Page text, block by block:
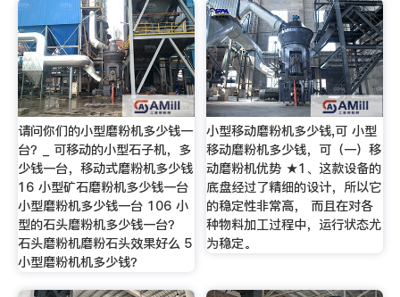
请问你们的小型磨粉机多少钱一
台？_ 可移动的小型石子机，多
少钱一台，移动式磨粉机多少钱
16 小型矿石磨粉机多少钱一台
小型磨粉机多少钱一台 106 小
型的石头磨粉机多少钱一台？
石头磨粉机磨粉石头效果好么 5
小型磨粉机机多少钱？
小型移动磨粉机多少钱,可 小型
移动磨粉机多少钱，可（一）移
动磨粉机优势 ★1、这款设备的
底盘经过了精细的设计，所以它
的稳定性非常高， 而且在对各
种物料加工过程中，运行状态尤
为稳定。